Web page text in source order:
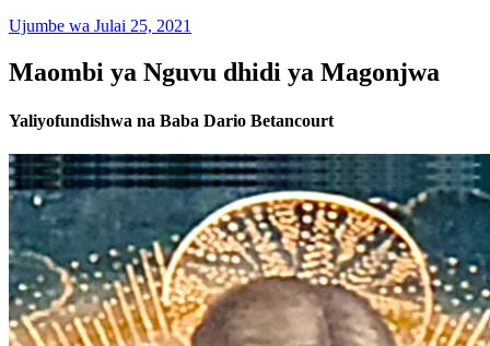
Ujumbe wa Julai 25, 2021
Maombi ya Nguvu dhidi ya Magonjwa
Yaliyofundishwa na Baba Dario Betancourt